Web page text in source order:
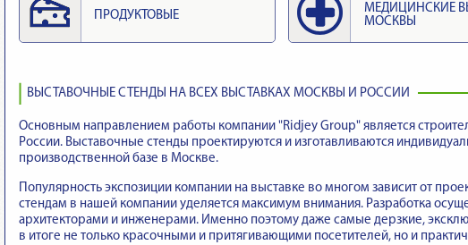
ПРОДУКТОВЫЕ
МЕДИЦИНСКИЕ
МОСКВЫ
ВЫСТАВОЧНЫЕ СТЕНДЫ НА ВСЕХ ВЫСТАВКАХ МОСКВЫ И РОССИИ
Основным направлением работы компании "Ridjey Group" является
России. Выставочные стенды проектируются и изготавливаются
производственной базе в Москве.
Популярность экспозиции компании на выставке во многом зависит от
стендам в нашей компании уделяется максимум внимания. Разработка
архитекторами и инженерами. Именно поэтому даже самые дерзкие,
в итоге не только красочными и притягивающими посетителей, но и